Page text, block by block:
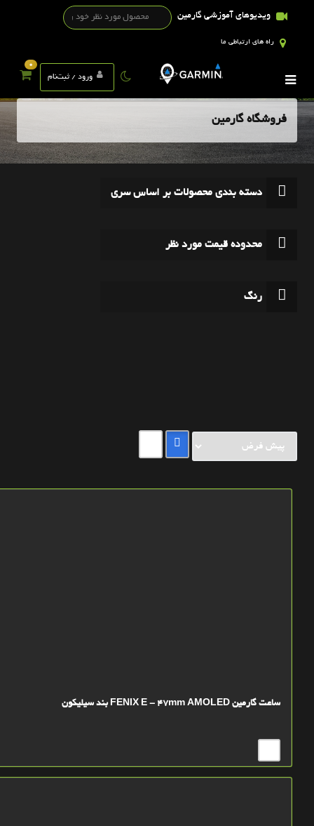
ویدیوهای آموزشی گارمین
راه های ارتباطی ما
ورود / ثبت‌نام
0
فروشگاه گارمین
دسته بندی محصولات بر اساس سری
محدوده قیمت مورد نظر
رنگ
ساعت گارمین FENIX E - 47mm AMOLED بند سیلیکون